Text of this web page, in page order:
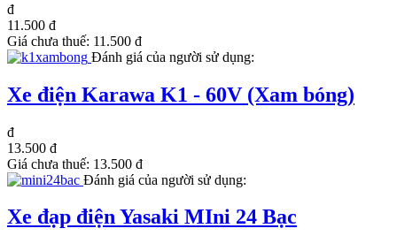
đ
11.500 đ
Giá chưa thuế: 11.500 đ
Đánh giá của người sử dụng:
Xe điện Karawa K1 - 60V (Xam bóng)
đ
13.500 đ
Giá chưa thuế: 13.500 đ
Đánh giá của người sử dụng:
Xe đạp điện Yasaki MIni 24 Bạc